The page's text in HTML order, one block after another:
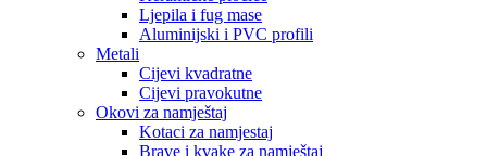
Ljepila i fug mase
Aluminijski i PVC profili
Metali
Cijevi kvadratne
Cijevi pravokutne
Okovi za namještaj
Kotaci za namjestaj
Brave i kvake za namještaj